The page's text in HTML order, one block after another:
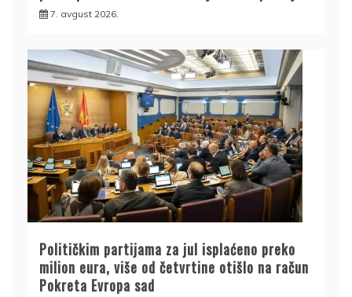
7. avgust 2026.
Političkim partijama za jul isplaćeno preko
milion eura, više od četvrtine otišlo na račun
Pokreta Evropa sad